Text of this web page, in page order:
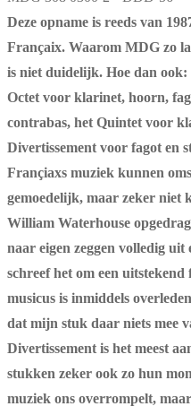
Deze opname is reeds van
Françaix. Waarom MDG zo
is niet duidelijk. Hoe dan
Octet voor klarinet, hoorn,
contrabas, het Quintet voor
Divertissement voor fagot en
Françiaxs muziek kunnen
gemoedelijk, maar zeker niet
William Waterhouse
naar eigen zeggen volledig uit
schreef het om een
musicus is inmiddels
dat mijn stuk daar niets mee
Divertissement is het meest
stukken zeker ook zo hun
muziek ons overrompelt,